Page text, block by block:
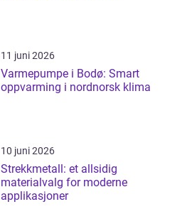
11 juni 2026
Varmepumpe i Bodø: Smart
oppvarming i nordnorsk klima
10 juni 2026
Strekkmetall: et allsidig
materialvalg for moderne
applikasjoner